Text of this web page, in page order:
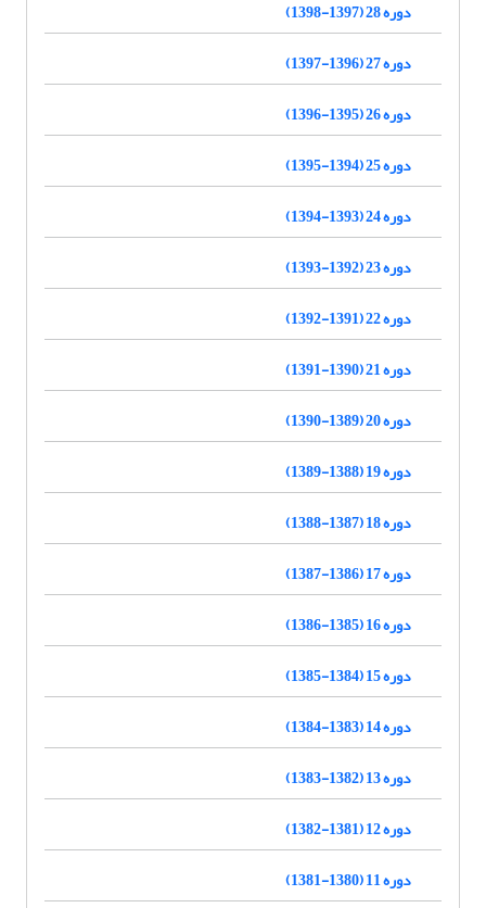
دوره 28 (1397-1398)
دوره 27 (1396-1397)
دوره 26 (1395-1396)
دوره 25 (1394-1395)
دوره 24 (1393-1394)
دوره 23 (1392-1393)
دوره 22 (1391-1392)
دوره 21 (1390-1391)
دوره 20 (1389-1390)
دوره 19 (1388-1389)
دوره 18 (1387-1388)
دوره 17 (1386-1387)
دوره 16 (1385-1386)
دوره 15 (1384-1385)
دوره 14 (1383-1384)
دوره 13 (1382-1383)
دوره 12 (1381-1382)
دوره 11 (1380-1381)